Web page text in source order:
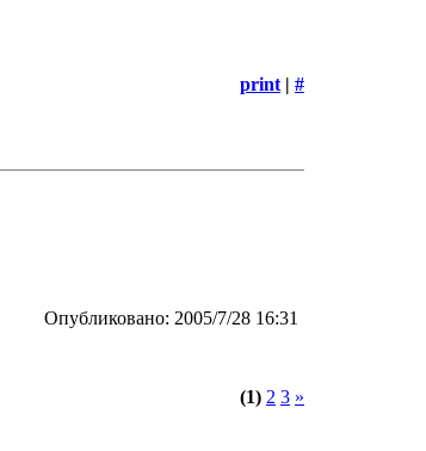
print | #
Опубликовано: 2005/7/28 16:31
(1) 2 3 »